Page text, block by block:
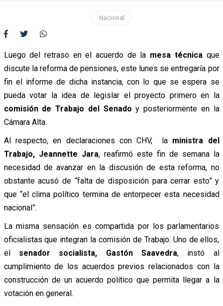
Nacional
Luego del retraso en el acuerdo de la mesa técnica que
discute la reforma de pensiones, este lunes se entregaría por
fin el informe de dicha instancia, con lo que se espera se
pueda votar la idea de legislar el proyecto primero en la
comisión de Trabajo del Senado y posteriormente en la
Cámara Alta.
Al respecto, en declaraciones con CHV, la ministra del
Trabajo, Jeannette Jara, reafirmó este fin de semana la
necesidad de avanzar en la discusión de esta reforma, no
obstante acusó de “falta de disposición para cerrar esto” y
que “el clima político termina de entorpecer esta necesidad
nacional”.
La misma sensación es compartida por los parlamentarios
oficialistas que integran la comisión de Trabajo. Uno de ellos,
el senador socialista, Gastón Saavedra, instó al
cumplimiento de los acuerdos previos relacionados con la
construcción de un acuerdo político que permita llegar a la
votación en general.